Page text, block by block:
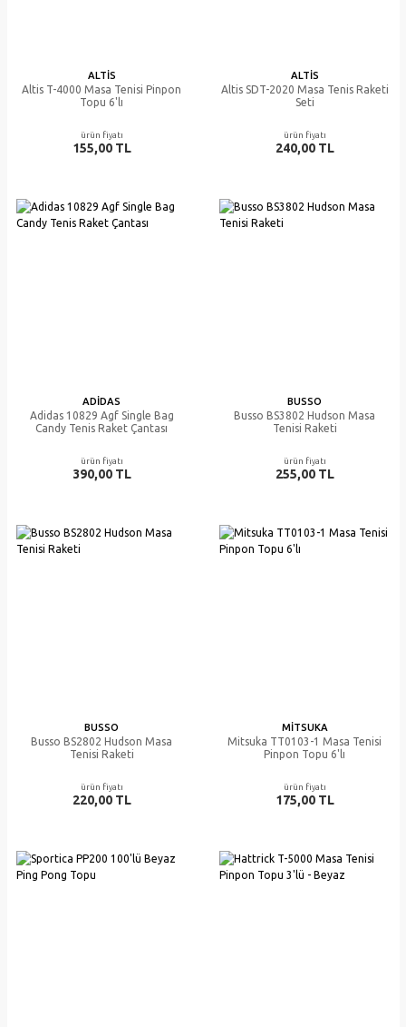
ALTIS
Altis T-4000 Masa Tenisi Pinpon
Topu 6'lı
ürün fiyatı
155,00 TL
ALTIS
Altis SDT-2020 Masa Tenis Raketi
Seti
ürün fiyatı
240,00 TL
ADIDAS
Adidas 10829 Agf Single Bag
Candy Tenis Raket Çantası
ürün fiyatı
390,00 TL
BUSSO
Busso BS3802 Hudson Masa
Tenisi Raketi
ürün fiyatı
255,00 TL
BUSSO
Busso BS2802 Hudson Masa
Tenisi Raketi
ürün fiyatı
220,00 TL
MITSUKA
Mitsuka TT0103-1 Masa Tenisi
Pinpon Topu 6'lı
ürün fiyatı
175,00 TL